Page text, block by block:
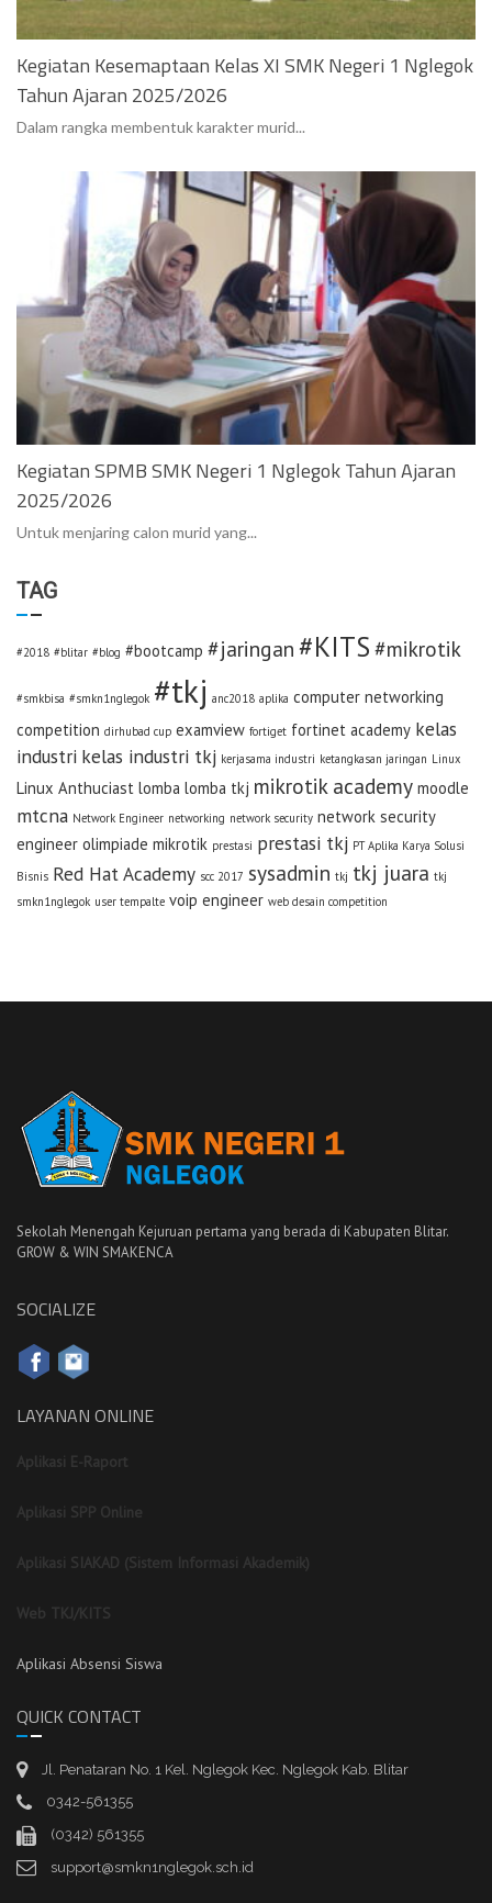
Kegiatan Kesemaptaan Kelas XI SMK Negeri 1 Nglegok
Tahun Ajaran 2025/2026
Dalam rangka membentuk karakter murid...
Kegiatan SPMB SMK Negeri 1 Nglegok Tahun Ajaran
2025/2026
Untuk menjaring calon murid yang...
TAG
#2018 #blitar #blog #bootcamp #jaringan #KITS #mikrotik
#smkbisa #smkn1nglegok #tkj anc2018 aplika computer networking
competition dirhubad cup examview fortiget fortinet academy kelas
industri kelas industri tkj kerjasama industri ketangkasan jaringan Linux
Linux Anthuciast lomba lomba tkj mikrotik academy moodle
mtcna Network Engineer networking network security network security
engineer olimpiade mikrotik prestasi prestasi tkj PT Aplika Karya Solusi
Bisnis Red Hat Academy scc 2017 sysadmin tkj tkj juara tkj
smkn1nglegok user tempalte voip engineer web desain competition
Sekolah Menengah Kejuruan pertama yang berada di Kabupaten Blitar.
GROW & WIN SMAKENCA
SOCIALIZE
LAYANAN ONLINE
Aplikasi E-Raport
Aplikasi SPP Online
Aplikasi SIAKAD (Sistem Informasi Akademik)
Web TKJ/KITS
Aplikasi Absensi Siswa
QUICK CONTACT
Jl. Penataran No. 1 Kel. Nglegok Kec. Nglegok Kab. Blitar
0342-561355
(0342) 561355
support@smkn1nglegok.sch.id